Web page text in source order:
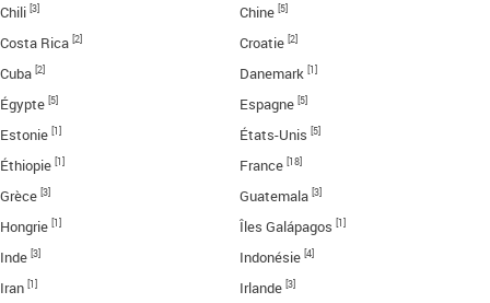
Chili [3] Chine [5]
Costa Rica [2] Croatie [2]
Cuba [2] Danemark [1]
Égypte [5] Espagne [5]
Estonie [1] États-Unis [5]
Éthiopie [1] France [18]
Grèce [3] Guatemala [3]
Hongrie [1] Îles Galápagos [1]
Inde [3] Indonésie [4]
Iran [1] Irlande [3]